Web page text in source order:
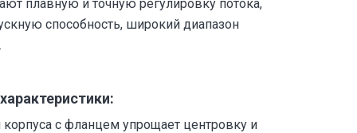
плавную и точную регулировку потока,
способность, широкий диапазон
корпуса с фланцем упрощает центровку и